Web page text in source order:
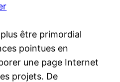
être primordial
pointues en
une page Internet
projets. De